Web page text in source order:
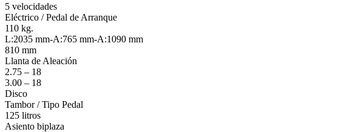
5 velocidades
Eléctrico / Pedal de Arranque
110 kg.
L:2035 mm-A:765 mm-A:1090 mm
810 mm
Llanta de Aleación
2.75 – 18
3.00 – 18
Disco
Tambor / Tipo Pedal
125 litros
Asiento biplaza